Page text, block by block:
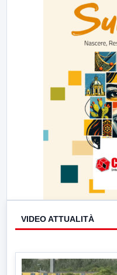
VIDEO ATTUALITÀ